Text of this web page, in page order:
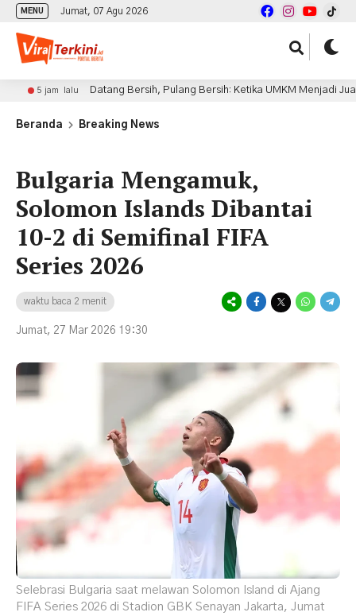
MENU Jumat, 07 Agu 2026
jam lalu Datang Bersih, Pulang Bersih: Ketika UMKM Menjadi Juara di
Beranda Breaking News
Bulgaria Mengamuk,
Solomon Islands Dibantai
10-2 di Semifinal FIFA
Series 2026
waktu baca 2 menit
Jumat, 27 Mar 2026 19:30
Selebrasi Bulgaria saat melawan Solomon Island di Ajang
FIFA Series 2026 di Stadion GBK Senayan Jakarta, Jumat